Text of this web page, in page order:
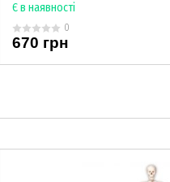
Є в наявності
0
670 грн